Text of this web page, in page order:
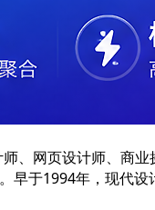
、网页设计师、商业
早于1994年，现代